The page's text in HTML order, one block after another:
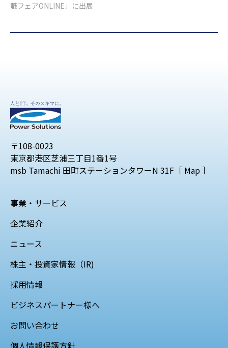
職フェアONLINE」に出展
〒108-0023
東京都港区芝浦三丁目1番1号
msb Tamachi 田町ステーションタワーN 31F［ Map ］
事業・サービス
企業紹介
ニュース
株主・投資家情報（IR)
採用情報
ビジネスパートナー様へ
お問い合わせ